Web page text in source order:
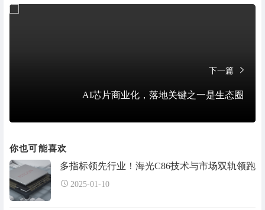
下一篇
AI芯片商业化，落地关键之一是生态圈
你也可能喜欢
多指标领先行业！海光C86技术与市场双轨领跑
2025-01-10